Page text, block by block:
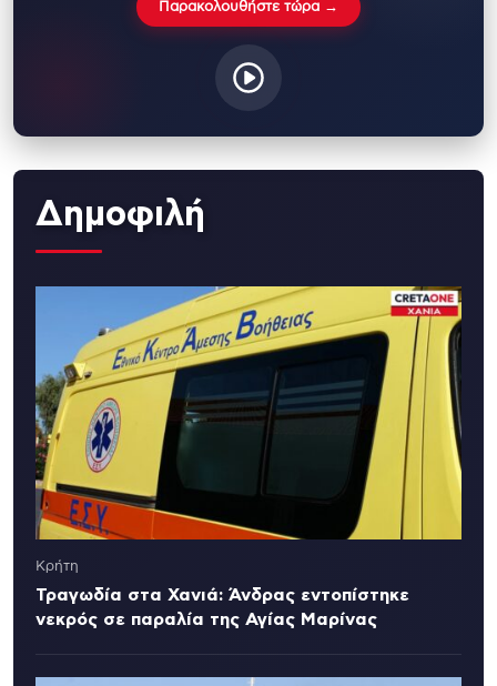
Παρακολουθήστε τώρα →
Δημοφιλή
Κρήτη
Τραγωδία στα Χανιά: Άνδρας εντοπίστηκε
νεκρός σε παραλία της Αγίας Μαρίνας